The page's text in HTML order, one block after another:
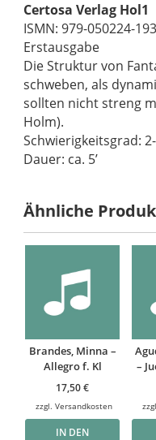
Certosa Verlag Hol1
ISMN: 979-050224-
Erstausgabe
Die Struktur von
schweben, als
sollten nicht streng
Holm).
Schwierigkeitsgrad:
Dauer: ca. 5’
Ähnliche
Brandes, Minna –
Allegro f. Kl
17,50€
zzgl.Versandkosten
IN DEN
–